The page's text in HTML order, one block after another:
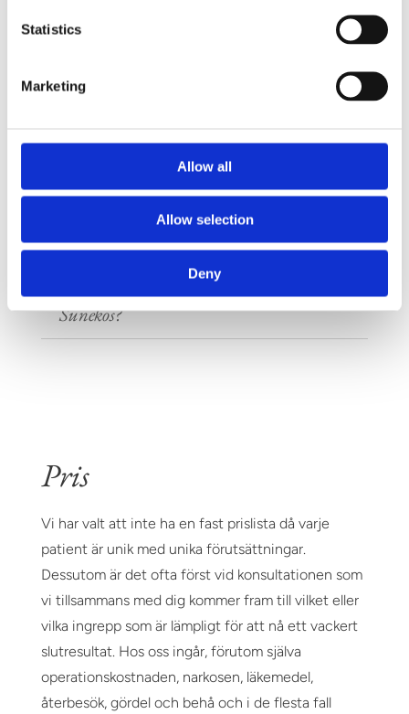
Statistics
Marketing
Allow all
Allow selection
Deny
påsar under ögonen?
Vilka resultat kan jag förvänta
mig efter behandling med
Sunekos?
Pris
Vi har valt att inte ha en fast prislista då varje
patient är unik med unika förutsättningar.
Dessutom är det ofta först vid konsultationen som
vi tillsammans med dig kommer fram till vilket eller
vilka ingrepp som är lämpligt för att nå ett vackert
slutresultat. Hos oss ingår, förutom själva
operationskostnaden, narkosen, läkemedel,
återbesök, gördel och behå och i de flesta fall